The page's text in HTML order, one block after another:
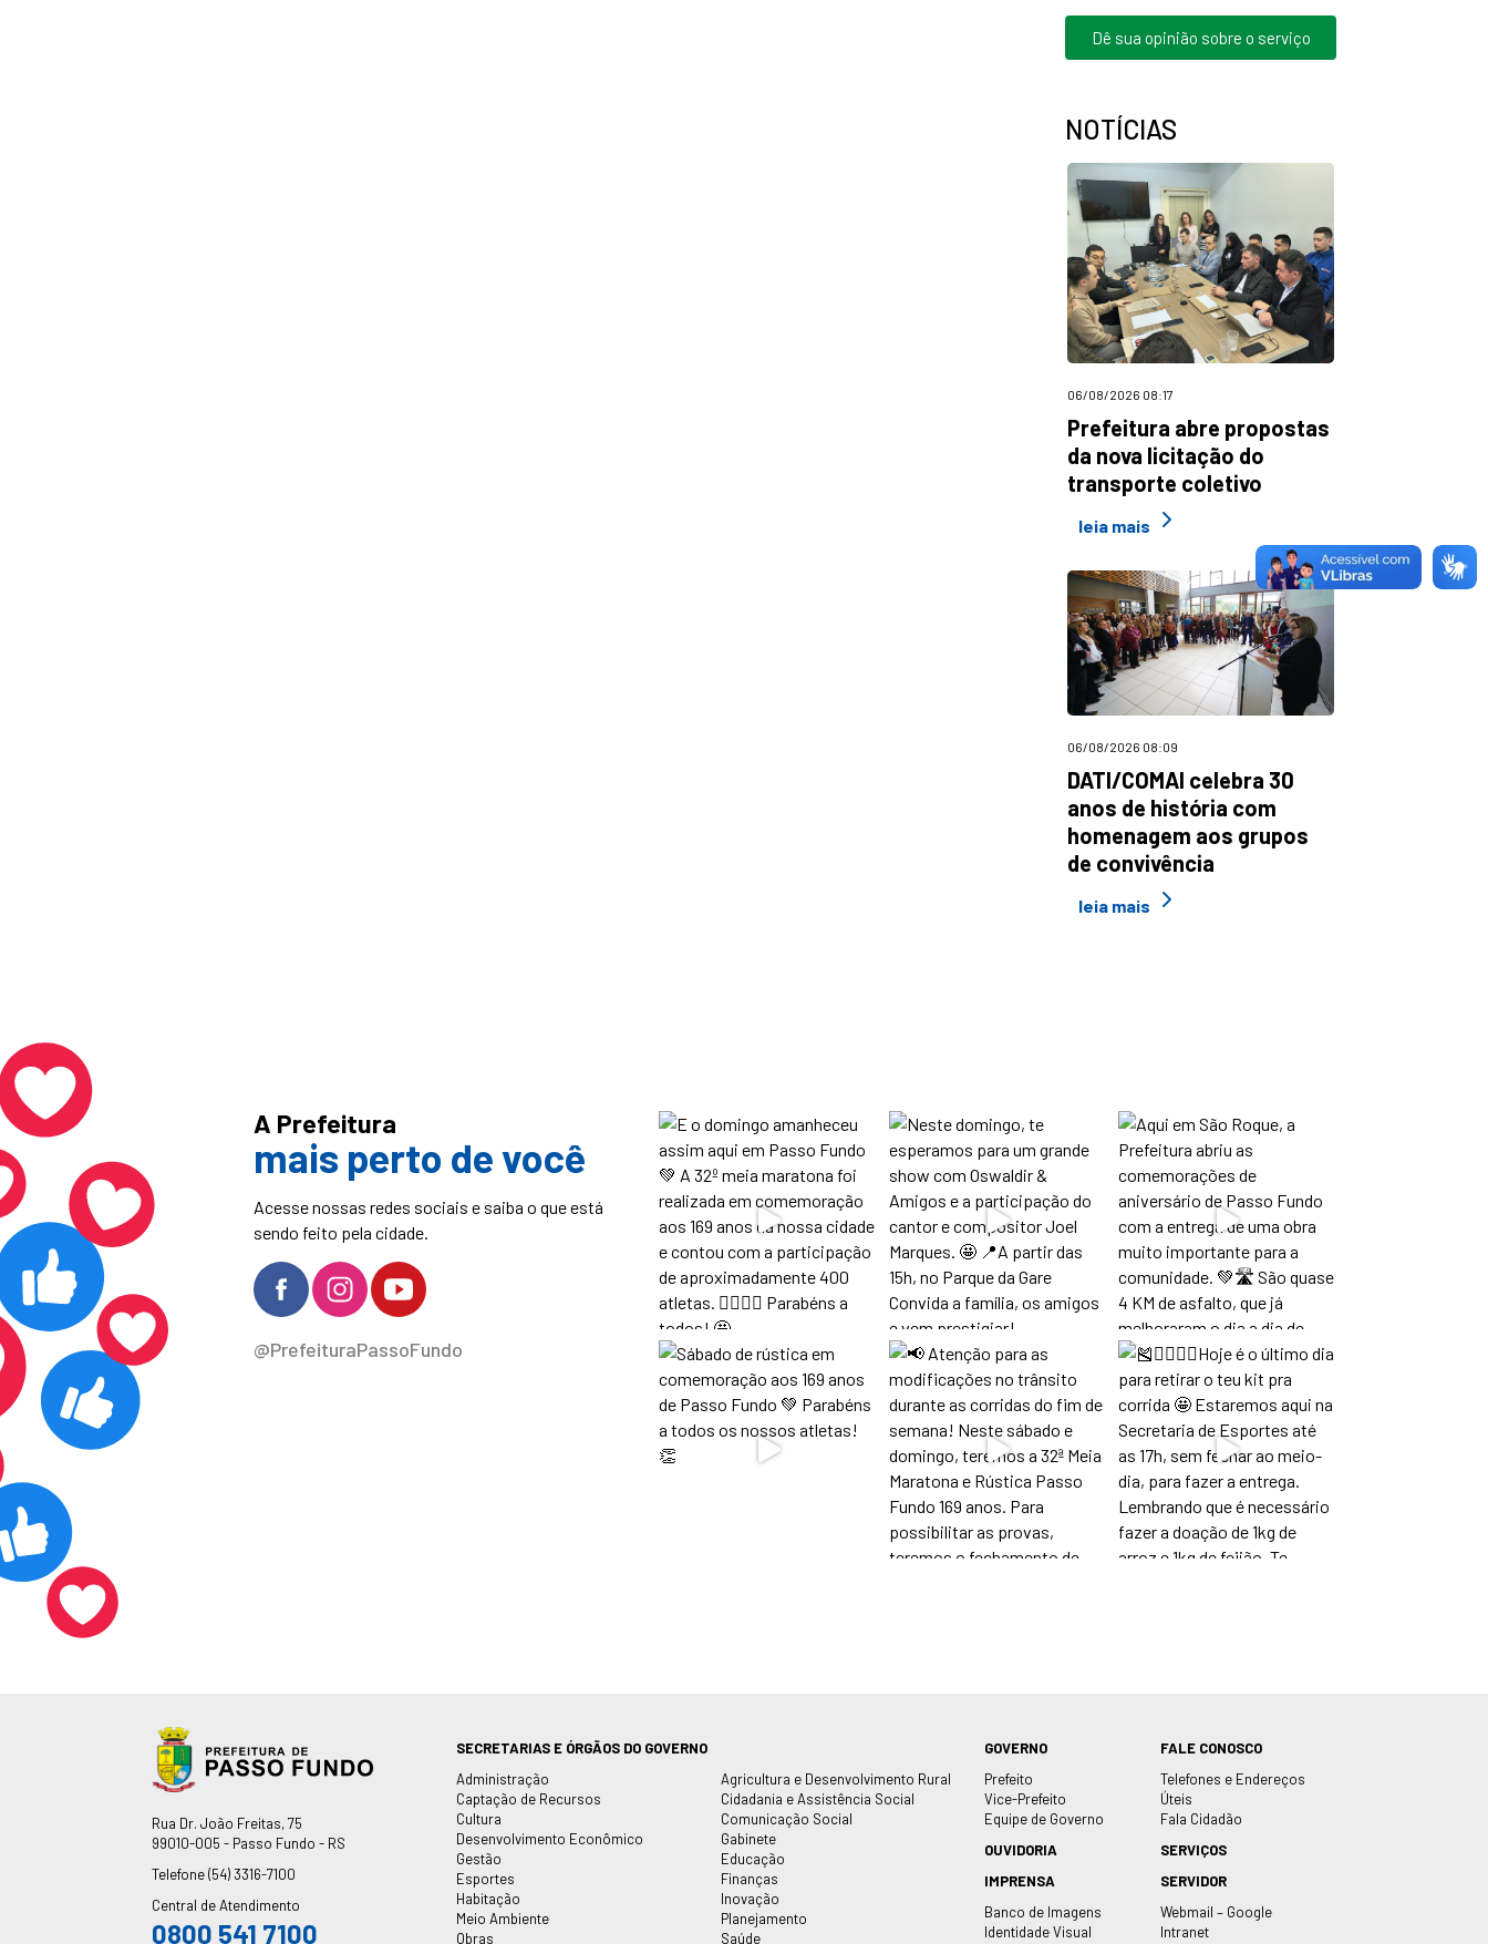
Dê sua opinião sobre o serviço
NOTÍCIAS
06/08/2026 08:17
Prefeitura abre propostas
da nova licitação do
transporte coletivo
leia mais
06/08/2026 08:09
DATI/COMAI celebra 30
anos de história com
homenagem aos grupos
de convivência
leia mais
A Prefeitura
mais perto de você
Acesse nossas redes sociais e saiba o que está
sendo feito pela cidade.
@PrefeituraPassoFundo
Endereço
Rua Dr. João Freitas, 75
99010-005 - Passo Fundo - RS
Telefone(54) 3316-7100
Central de Atendimento
0800 541 7100
SECRETARIAS E ÓRGÃOS DO GOVERNO
Administração
Agricultura e Desenvolvimento Rural
Captação de Recursos
Cidadania e Assistência Social
Cultura
Comunicação Social
Desenvolvimento Econômico
Gabinete
Gestão
Educação
Esportes
Finanças
Habitação
Inovação
Meio Ambiente
Planejamento
Obras
Saúde
GOVERNO
Prefeito
Vice-Prefeito
Equipe de Governo
FALE CONOSCO
Telefones e Endereços
Úteis
Fala Cidadão
OUVIDORIA
SERVIÇOS
IMPRENSA
Banco de Imagens
Identidade Visual
SERVIDOR
Webmail – Google
Intranet